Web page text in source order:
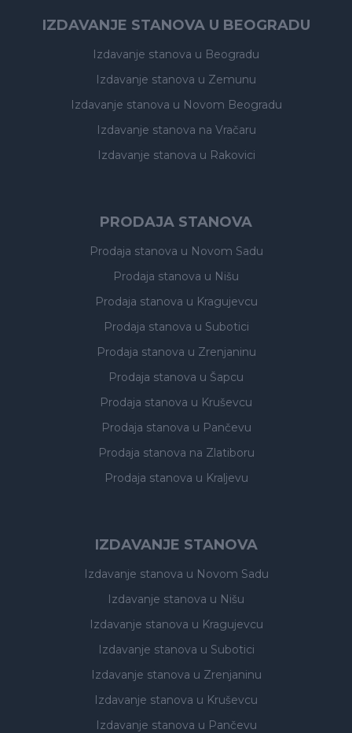
IZDAVANJE STANOVA U BEOGRADU
Izdavanje stanova u Beogradu
Izdavanje stanova u Zemunu
Izdavanje stanova u Novom Beogradu
Izdavanje stanova na Vračaru
Izdavanje stanova u Rakovici
PRODAJA STANOVA
Prodaja stanova u Novom Sadu
Prodaja stanova u Nišu
Prodaja stanova u Kragujevcu
Prodaja stanova u Subotici
Prodaja stanova u Zrenjaninu
Prodaja stanova u Šapcu
Prodaja stanova u Kruševcu
Prodaja stanova u Pančevu
Prodaja stanova na Zlatiboru
Prodaja stanova u Kraljevu
IZDAVANJE STANOVA
Izdavanje stanova u Novom Sadu
Izdavanje stanova u Nišu
Izdavanje stanova u Kragujevcu
Izdavanje stanova u Subotici
Izdavanje stanova u Zrenjaninu
Izdavanje stanova u Kruševcu
Izdavanje stanova u Pančevu